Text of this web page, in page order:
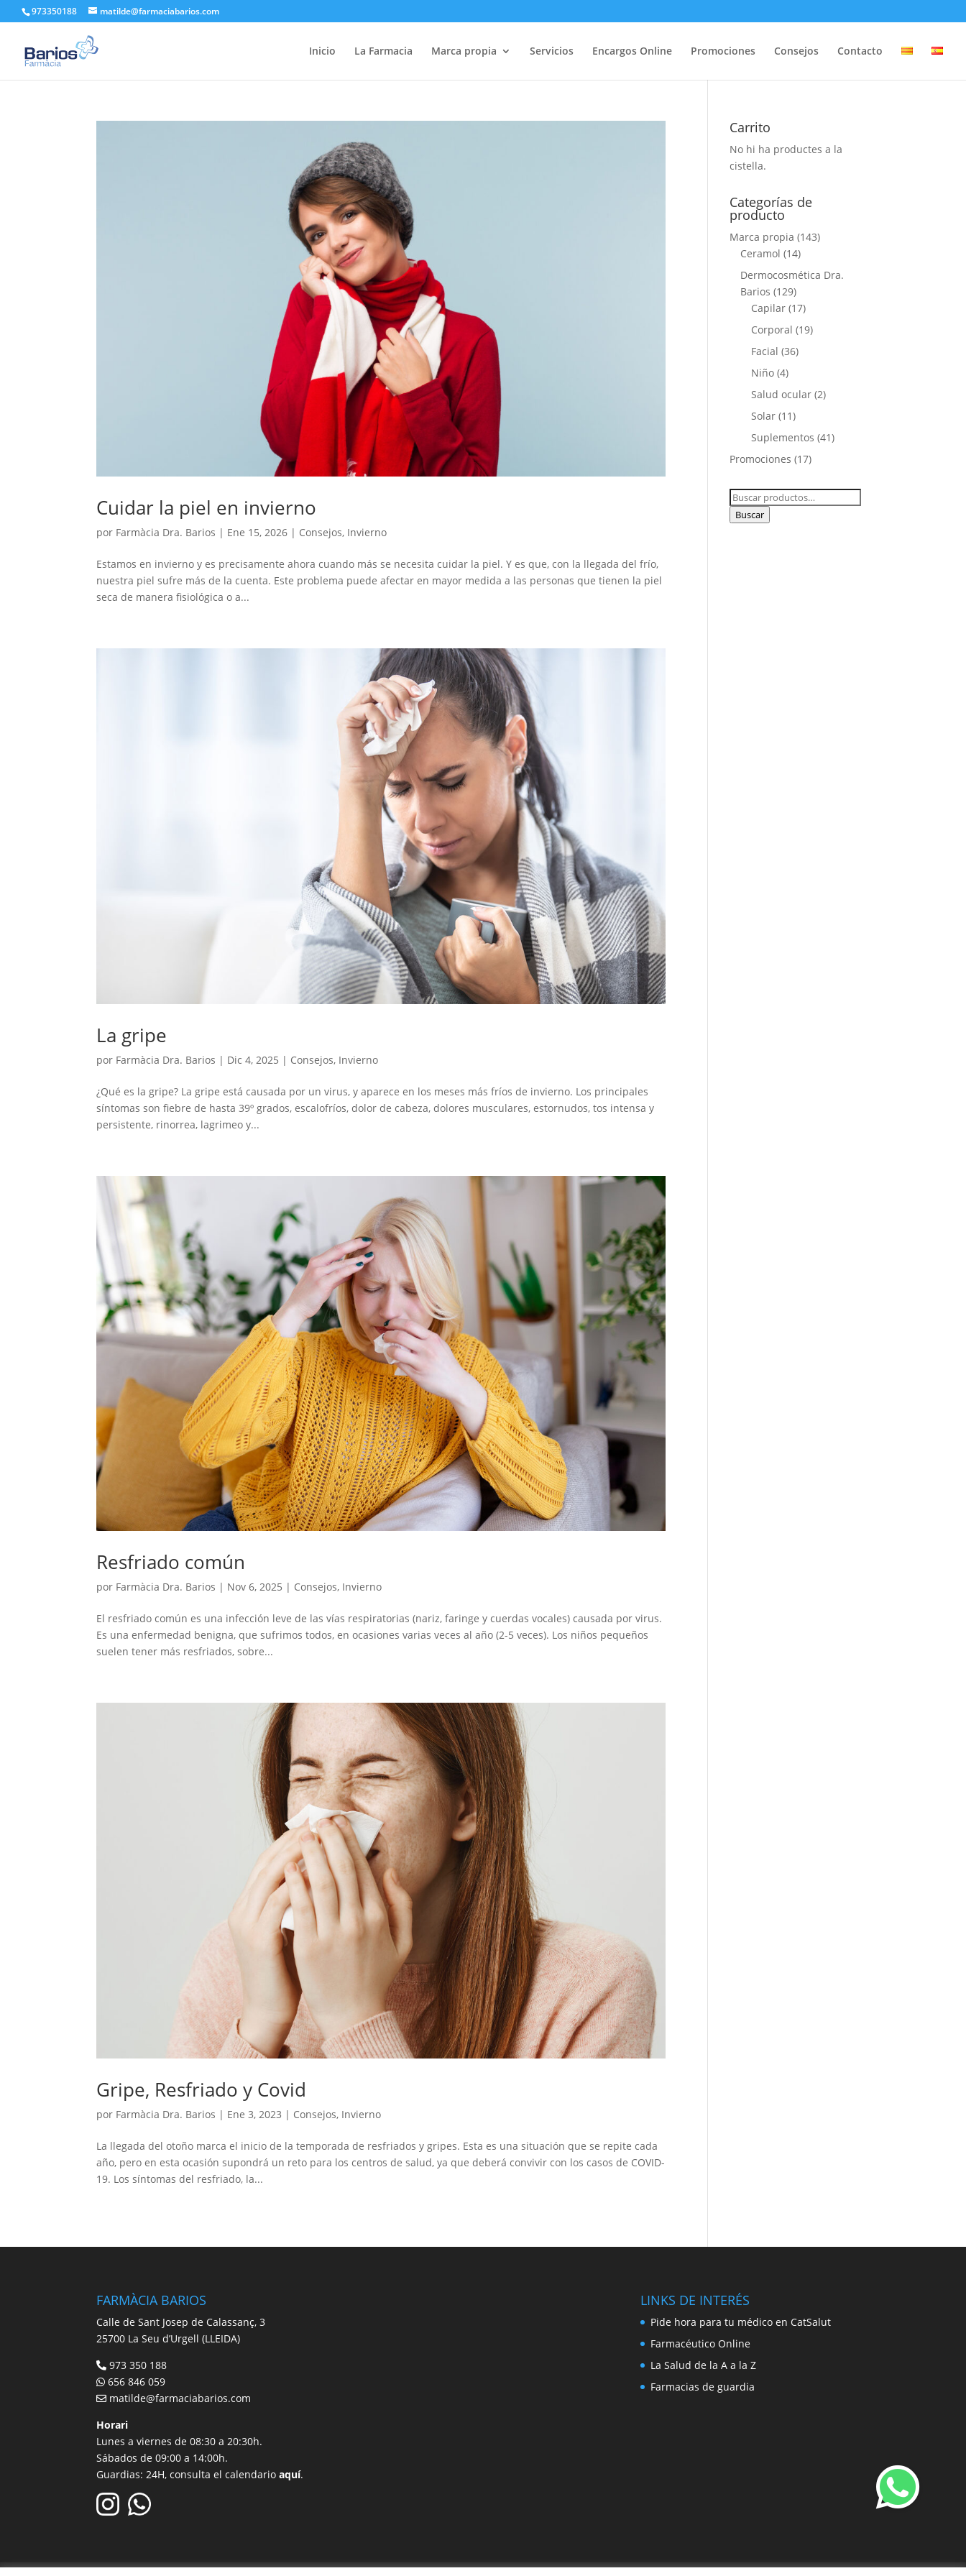
973350188 matilde@farmaciabarios.com
Inicio La Farmacia Marca propia Servicios Encargos Online Promociones Consejos Contacto
Cuidar la piel en invierno
por Farmàcia Dra. Barios | Ene 15, 2026 | Consejos, Invierno
Estamos en invierno y es precisamente ahora cuando más se necesita cuidar la piel. Y es que, con la llegada del frío,
nuestra piel sufre más de la cuenta. Este problema puede afectar en mayor medida a las personas que tienen la piel
seca de manera fisiológica o a...
La gripe
por Farmàcia Dra. Barios | Dic 4, 2025 | Consejos, Invierno
¿Qué es la gripe? La gripe está causada por un virus, y aparece en los meses más fríos de invierno. Los principales
síntomas son fiebre de hasta 39º grados, escalofríos, dolor de cabeza, dolores musculares, estornudos, tos intensa y
persistente, rinorrea, lagrimeo y...
Resfriado común
por Farmàcia Dra. Barios | Nov 6, 2025 | Consejos, Invierno
El resfriado común es una infección leve de las vías respiratorias (nariz, faringe y cuerdas vocales) causada por virus.
Es una enfermedad benigna, que sufrimos todos, en ocasiones varias veces al año (2-5 veces). Los niños pequeños
suelen tener más resfriados, sobre...
Gripe, Resfriado y Covid
por Farmàcia Dra. Barios | Ene 3, 2023 | Consejos, Invierno
La llegada del otoño marca el inicio de la temporada de resfriados y gripes. Esta es una situación que se repite cada
año, pero en esta ocasión supondrá un reto para los centros de salud, ya que deberá convivir con los casos de COVID-
19. Los síntomas del resfriado, la...
Carrito
No hi ha productes a la
cistella.
Categorías de
producto
Marca propia (143)
Ceramol (14)
Dermocosmética Dra.
Barios (129)
Capilar (17)
Corporal (19)
Facial (36)
Niño (4)
Salud ocular (2)
Solar (11)
Suplementos (41)
Promociones (17)
Buscar
por:
Buscar
FARMÀCIA BARIOS
Calle de Sant Josep de Calassanç, 3
25700 La Seu d’Urgell (LLEIDA)
973 350 188
656 846 059
matilde@farmaciabarios.com
Horari
Lunes a viernes de 08:30 a 20:30h.
Sábados de 09:00 a 14:00h.
Guardias: 24H, consulta el calendarioaquí.
LINKS DE INTERÉS
Pide hora para tu médico en CatSalut
Farmacéutico Online
La Salud de la A a la Z
Farmacias de guardia